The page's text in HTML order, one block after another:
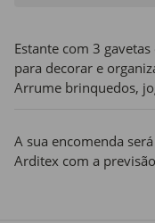
Estante com 3
para decorar e
Arrume brinquedos,
A sua encomenda
Arditex com a